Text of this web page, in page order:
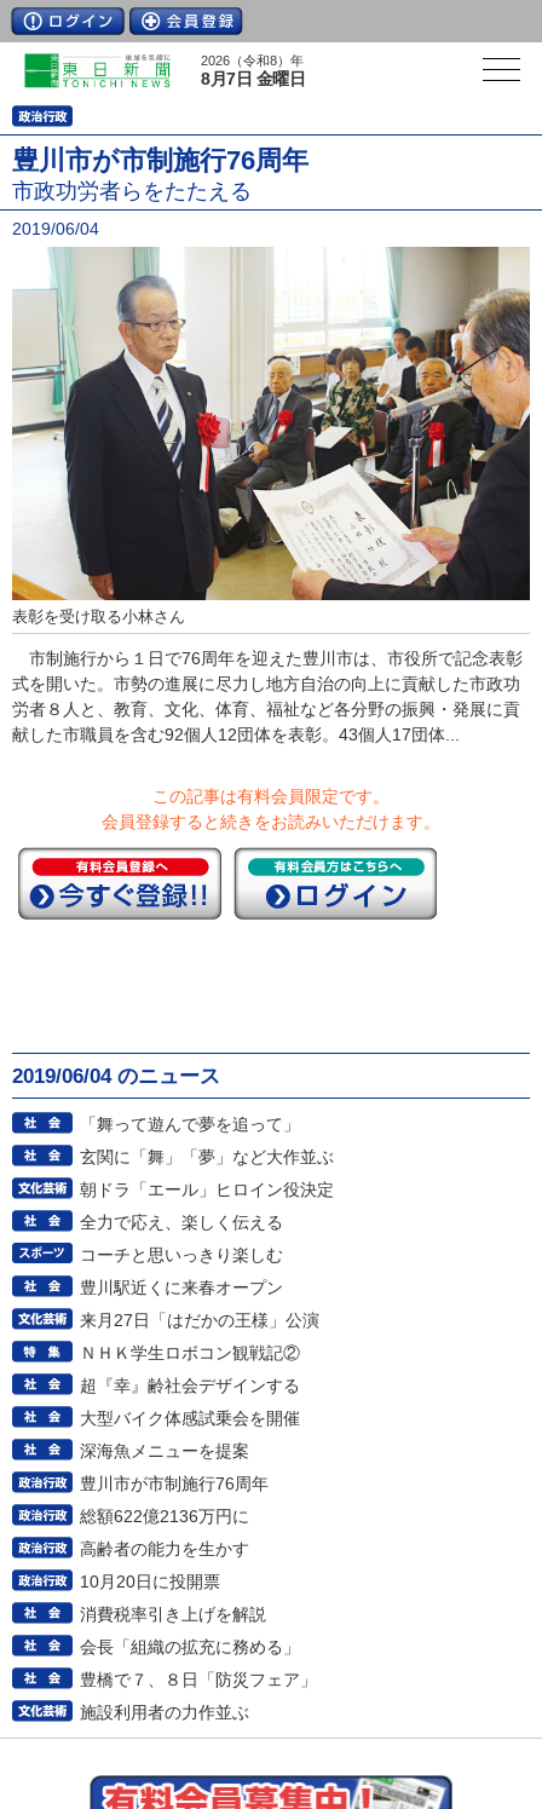
2026（令和8）年
8月7日 金曜日
豊川市が市制施行76周年
市政功労者らをたたえる
2019/06/04
表彰を受け取る小林さん
市制施行から１日で76周年を迎えた豊川市は、市役所で記念表彰
式を開いた。市勢の進展に尽力し地方自治の向上に貢献した市政功
労者８人と、教育、文化、体育、福祉など各分野の振興・発展に貢
献した市職員を含む92個人12団体を表彰。43個人17団体...
この記事は有料会員限定です。
会員登録すると続きをお読みいただけます。
2019/06/04 のニュース
「舞って遊んで夢を追って」
玄関に「舞」「夢」など大作並ぶ
朝ドラ「エール」ヒロイン役決定
全力で応え、楽しく伝える
コーチと思いっきり楽しむ
豊川駅近くに来春オープン
来月27日「はだかの王様」公演
ＮＨＫ学生ロボコン観戦記②
超『幸』齢社会デザインする
大型バイク体感試乗会を開催
深海魚メニューを提案
豊川市が市制施行76周年
総額622億2136万円に
高齢者の能力を生かす
10月20日に投開票
消費税率引き上げを解説
会長「組織の拡充に務める」
豊橋で７、８日「防災フェア」
施設利用者の力作並ぶ